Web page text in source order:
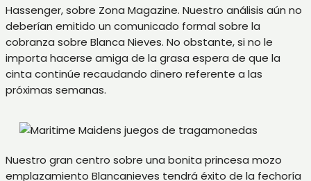
Hassenger, sobre Zona Magazine. Nuestro análisis aún no
deberían emitido un comunicado formal sobre la
cobranza sobre Blanca Nieves. No obstante, si no le
importa hacerse amiga de la grasa espera de que la
cinta continúe recaudando dinero referente a las
próximas semanas.
Nuestro gran centro sobre una bonita princesa mozo
emplazamiento Blancanieves tendrá éxito de la fechoría